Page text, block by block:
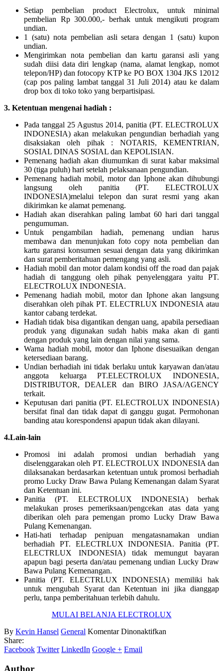
Setiap pembelian product Electrolux, untuk minimal
pembelian Rp 300.000,- berhak untuk mengikuti program
undian.
1 (satu) nota pembelian asli setara dengan 1 (satu) kupon
undian.
Mengirimkan nota pembelian dan kartu garansi asli yang
sudah diisi data diri lengkap (nama, alamat lengkap, nomot
telepon/HP) dan fotocopy KTP ke PO BOX 1304 JKS 12012
(cap pos paling lambat tanggal 31 Juli 2014) atau ke dalam
drop box di toko toko yang berpartisipasi.
3. Ketentuan mengenai hadiah :
Pada tanggal 25 Agustus 2014, panitia (PT. ELECTROLUX
INDONESIA) akan melakukan pengundian berhadiah yang
disaksiakan oleh pihak : NOTARIS, KEMENTRIAN,
SOSIAL DINAS SOSIAL dan KEPOLISIAN.
Pemenang hadiah akan diumumkan di surat kabar maksimal
30 (tiga puluh) hari setelah pelaksanaan pengundian.
Pemenang hadiah mobil, motor dan Iphone akan dihubungi
langsung oleh panitia (PT. ELECTROLUX
INDONESIA)melalui telepon dan surat resmi yang akan
dikirimkan ke alamat pemenang.
Hadiah akan diserahkan paling lambat 60 hari dari tanggal
pengumuman.
Untuk pengambilan hadiah, pemenang undian harus
membawa dan menunjukan foto copy nota pembelian dan
kartu garansi konsumen sesuai dengan data yang dikirimkan
dan surat pemberitahuan pemengang yang asli.
Hadiah mobil dan motor dalam kondisi off the road dan pajak
hadiah di tanggung oleh pihak penyelenggara yaitu PT.
ELECTROLUX INDONESIA.
Pemenang hadiah mobil, motor dan Iphone akan langsung
diserahkan oleh pihak PT. ELECTRLUX INDONESIA atau
kantor cabang terdekat.
Hadiah tidak bisa digantikan dengan uang, apabila persediaan
produk yang digunakan sudah habis maka akan di ganti
dengan produk yang lain dengan nilai yang sama.
Warna hadiah mobil, motor dan Iphone disesuaikan dengan
ketersediaan barang.
Undian berhadiah ini tidak berlaku untuk karyawan dan/atau
anggota keluarga PT.ELECTROLUX INDONESIA,
DISTRIBUTOR, DEALER dan BIRO JASA/AGENCY
terkait.
Keputusan dari panitia (PT. ELECTROLUX INDONESIA)
bersifat final dan tidak dapat di ganggu gugat. Permohonan
banding atau korespondensi apapun tidak akan dilayani.
4.Lain-lain
Promosi ini adalah promosi undian berhadiah yang
diselenggarakan oleh PT. ELECTROLUX INDONESIA dan
dilaksanakan berdasarkan ketentuan untuk promosi berhadiah
promo Lucky Draw Bawa Pulang Kemenangan dalam Syarat
dan Ketentuan ini.
Panitia (PT. ELECTROLUX INDONESIA) berhak
melakukan proses pemeriksaan/pengcekan atas data yang
diberikan oleh para pemengan promo Lucky Draw Bawa
Pulang Kemenangan.
Hati-hati terhadap penipuan mengatasnamakan undian
berhadiah PT. ELECTRLUX INDONESIA. Panitia (PT.
ELECTRLUX INDONESIA) tidak memungut bayaran
apapun bagi peserta dan/atau pemenang undian Lucky Draw
Bawa Pulang Kemenangan.
Panitia (PT. ELECTRLUX INDONESIA) memiliki hak
untuk mengubah Syarat dan Ketentuan ini jika dianggap
perlu, tanpa pemberitahuan terlebih dahulu.
MULAI BELANJA ELECTROLUX
By Kevin Hansel General Komentar Dinonaktifkan
Share:
Facebook Twitter LinkedIn Google + Email
Author